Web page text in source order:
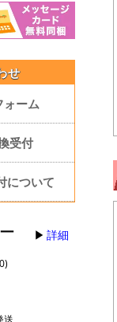
せ
ォーム
受付
について
詳細